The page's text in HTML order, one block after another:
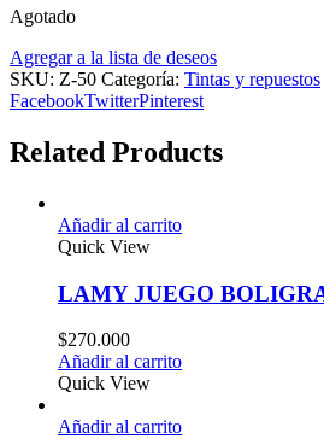
Agotado
Agregar a la lista de deseos
SKU: Z-50 Categoría: Tintas y repuestos
FacebookTwitterPinterest
Related Products
Añadir al carrito
Quick View
LAMY JUEGO
$270.000
Añadir al carrito
Quick View
Añadir al carrito